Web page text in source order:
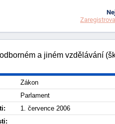
a jiném vzdělávání
Zákon
Parlament
1. července 2006